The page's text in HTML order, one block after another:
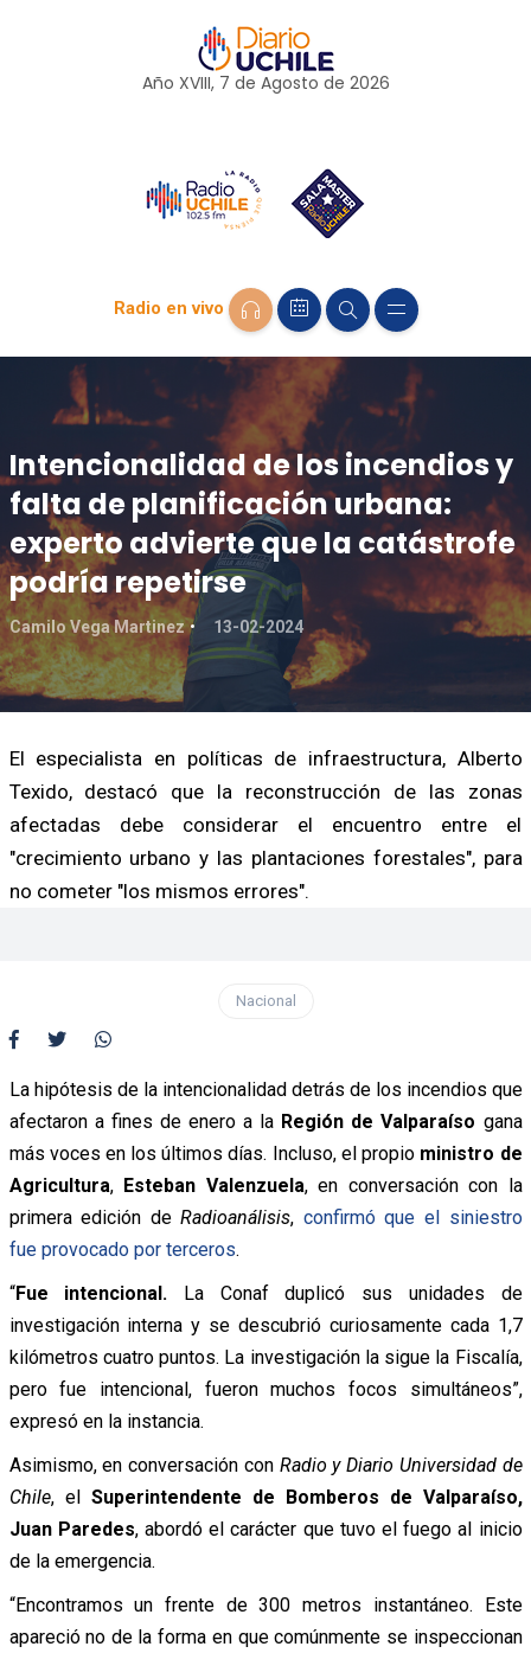
Año XVIII, 7 de Agosto de 2026
Radio en vivo
Intencionalidad de los incendios y
falta de planificación urbana:
experto advierte que la catástrofe
podría repetirse
Camilo Vega Martinez 13-02-2024
El especialista en políticas de infraestructura, Alberto
Texido, destacó que la reconstrucción de las zonas
afectadas debe considerar el encuentro entre el
"crecimiento urbano y las plantaciones forestales", para
no cometer "los mismos errores".
Nacional
La hipótesis de la intencionalidad detrás de los incendios que
afectaron a fines de enero a la Región de Valparaíso gana
más voces en los últimos días. Incluso, el propio ministro de
Agricultura, Esteban Valenzuela, en conversación con la
primera edición deRadioanálisis, confirmó que el siniestro
fue provocado por terceros.
“Fue intencional. La Conaf duplicó sus unidades de
investigación interna y se descubrió curiosamente cada 1,7
kilómetros cuatro puntos. La investigación la sigue la Fiscalía,
pero fue intencional, fueron muchos focos simultáneos”,
expresó en la instancia.
Asimismo, en conversación con Radio y Diario Universidad de
Chile, el Superintendente de Bomberos de Valparaíso,
Juan Paredes, abordó el carácter que tuvo el fuego al inicio
de la emergencia.
“Encontramos un frente de 300 metros instantáneo. Este
apareció no de la forma en que comúnmente se inspeccionan